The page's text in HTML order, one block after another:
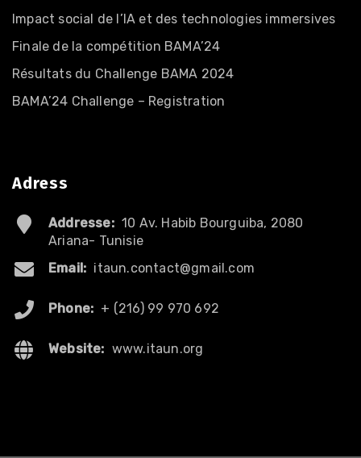
Impact social de l’IA et des technologies immersives
Finale de la compétition BAMA’24
Résultats du Challenge BAMA 2024
BAMA’24 Challenge – Registration
Adress
Addresse: 10 Av. Habib Bourguiba, 2080
Ariana- Tunisie
Email: itaun.contact@gmail.com
Phone: + (216) 99 970 692
Website: www.itaun.org